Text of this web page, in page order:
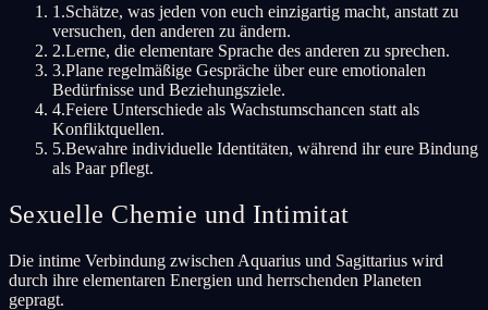
1 .Schätze, was jeden von euch einzigartig macht, anstatt zu
versuchen, den anderen zu ändern.
2.Lerne, die elementare Sprache des anderen zu sprechen.
3.Plane regelmäßige Gespräche über eure emotionalen
Bedürfnisse und Beziehungsziele.
4.Feiere Unterschiede als Wachstumschancen statt als
Konfliktquellen.
5.Bewahre individuelle Identitäten, während ihr eure Bindung
als Paar pflegt.
Sexuelle Chemie und Intimitat
Die intime Verbindung zwischen Aquarius und Sagittarius wird
durch ihre elementaren Energien und herrschenden Planeten
gepragt.